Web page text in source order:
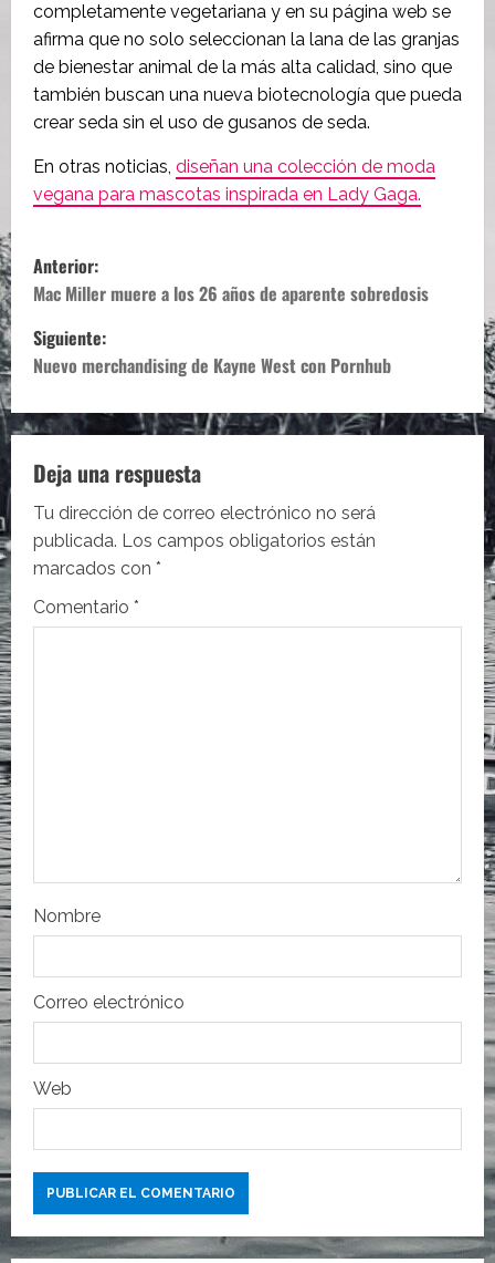
completamente vegetariana y en su página web se
afirma que no solo seleccionan la lana de las granjas
de bienestar animal de la más alta calidad, sino que
también buscan una nueva biotecnología que pueda
crear seda sin el uso de gusanos de seda.
En otras noticias, diseñan una colección de moda
vegana para mascotas inspirada en Lady Gaga.
N
a
v
g
a
c
i
ó
t
a
a
s
Anterior:
Mac Miller muere a los 26 años de aparente sobredosis
Siguiente:
Nuevo merchandising de Kayne West con Pornhub
Deja una respuesta
Tu dirección de correo electrónico no será
publicada. Los campos obligatorios están
marcados con *
Comentario *
Nombre
Correo electrónico
Web